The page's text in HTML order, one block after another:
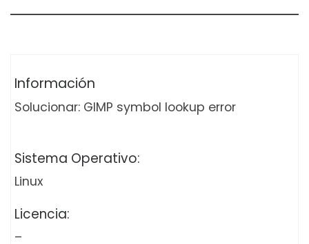
Información
Solucionar: GIMP symbol lookup error
Sistema Operativo:
Linux
Licencia:
–